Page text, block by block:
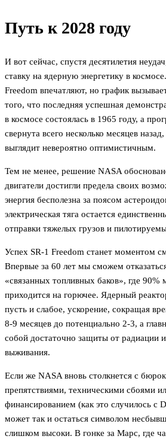
Путь к 2028 году
И вот сейчас, спустя десятилетия
ставку на ядерную энергетику в
Freedom впечатляют, но график
того, что последняя успешная
в космосе состоялась в 1965 году, а
свернута всего несколько месяцев
выглядит невероятно оптимистичным.
Тем не менее, решение NASA
двигатели достигли предела своих
энергия бесполезна за поясом
электрическая тяга остается
отправки тяжелых грузов и
Успех SR-1 Freedom станет моментом
Впервые за 60 лет мы сможем
«связанных топливных баков», где 90%
приходится на горючее. Ядерный
пусть и слабое, ускорение, сокращая
8-9 месяцев до потенциально 2-3, а
собой достаточно защиты от радиации
выживания.
Если же NASA вновь столкнется с
препятствиями, техническими сбоями
финансированием (как это случилось с
может так и остаться символом
слишком высоки. В гонке за Марс, где